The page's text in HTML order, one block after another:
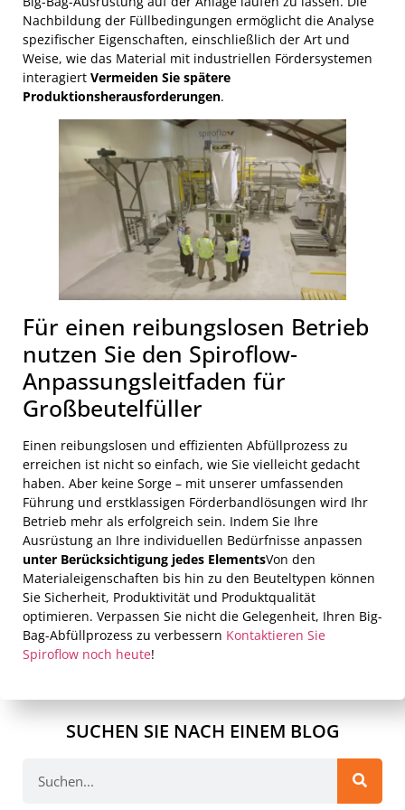
Das Material wird in einem speziellen Trichter
abgemessen und gewogen, bevor es schnell in
den Beutel überführt wird.
Nachbildung der Füllbedingungen ermöglicht die Analyse
spezifischer Eigenschaften, einschließlich der Art und
Weise, wie das Material mit industriellen Fördersystemen
interagiert Vermeiden Sie spätere
Produktionsherausforderungen.
Für einen reibungslosen Betrieb
nutzen Sie den Spiroflow-
Anpassungsleitfaden für
Großbeutelfüller
Einen reibungslosen und effizienten Abfüllprozess zu
erreichen ist nicht so einfach, wie Sie vielleicht gedacht
haben. Aber keine Sorge – mit unserer umfassenden
Führung und erstklassigen Förderbandlösungen wird Ihr
Betrieb mehr als erfolgreich sein. Indem Sie Ihre
Ausrüstung an Ihre individuellen Bedürfnisse anpassen
unter Berücksichtigung jedes ElementsVon den
Materialeigenschaften bis hin zu den Beuteltypen können
Sie Sicherheit, Produktivität und Produktqualität
optimieren. Verpassen Sie nicht die Gelegenheit, Ihren Big-
Bag-Abfüllprozess zu verbessern Kontaktieren Sie
Spiroflow noch heute!
SUCHEN SIE NACH EINEM BLOG